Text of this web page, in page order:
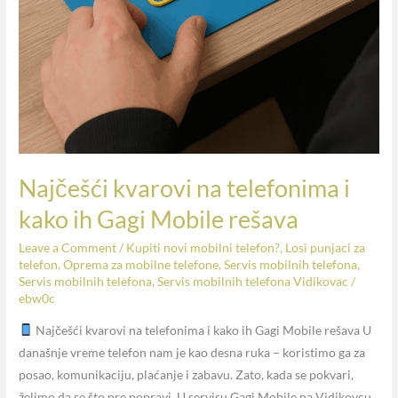
Najčešći kvarovi na telefonima i
kako ih Gagi Mobile rešava
Leave a Comment/ Kupiti novi mobilni telefon?, Losi punjaci za
telefon,Oprema za mobilne telefone,Servis mobilnih telefona,
Servis mobilnih telefona,Servis mobilnih telefona Vidikovac /
ebw0c
Najčešći kvarovi na telefonima i kako ih Gagi Mobile rešava U
današnje vreme telefon nam je kao desna ruka – koristimo ga za
posao, komunikaciju, plaćanje i zabavu. Zato, kada se pokvari,